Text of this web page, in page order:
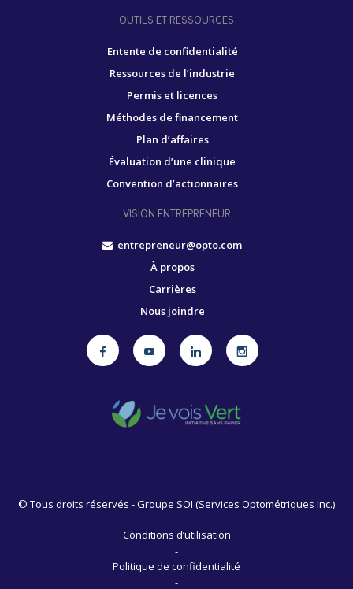
OUTILS ET RESSOURCES
Entente de confidentialité
Ressources de l’industrie
Permis et licences
Méthodes de financement
Plan d’affaires
Évaluation d’une clinique
Convention d’actionnaires
VISION ENTREPRENEUR
entrepreneur@opto.com
À propos
Carrières
Nous joindre
© Tous droits réservés - Groupe SOI (Services Optométriques Inc.)
Conditions d’utilisation
-
Politique de confidentialité
-